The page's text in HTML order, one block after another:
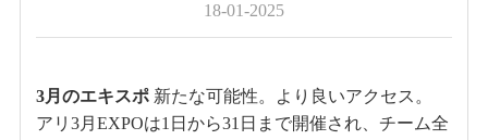
18-01-2025
3月のエキスポ 新たな可能性。より良いアクセス。
アリ3月EXPOは1日から31日まで開催され、チーム全